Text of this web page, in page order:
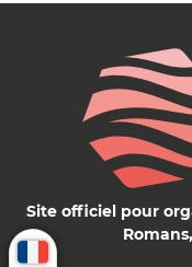
Site officiel pour